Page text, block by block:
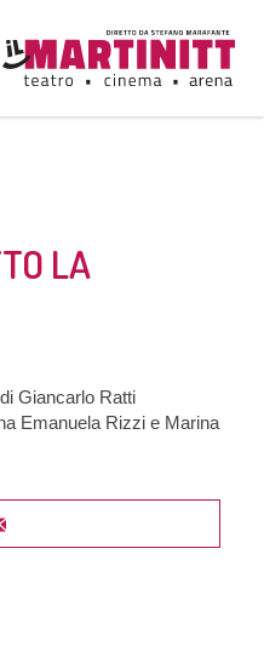
LA
Giancarlo Ratti
Emanuela Rizzi e Marina